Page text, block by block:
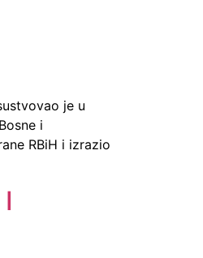
je u
i
RBiH i izrazio